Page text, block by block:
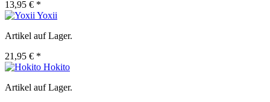
13,95 € *
Yoxii
Artikel auf Lager.
21,95 € *
Hokito
Artikel auf Lager.